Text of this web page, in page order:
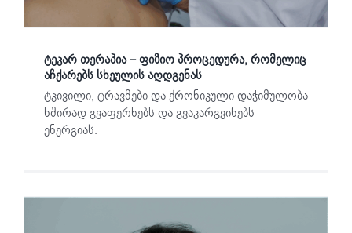
ტეკარ თერაპია – ფიზიო პროცედურა, რომელიც
აჩქარებს სხეულის აღდგენას
ტკივილი, ტრავმები და ქრონიკული დაჭიმულობა
ხშირად გვაფერხებს და გვაკარგვინებს
ენერგიას.